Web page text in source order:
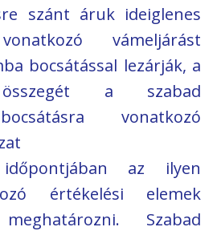
szánt áruk ideiglenes
vámeljárást
bocsátással lezárják, a
a szabad
vonatkozó
időpontjában az ilyen
értékelési elemek
Szabad